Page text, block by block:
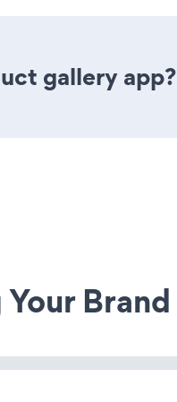
gallery app?
Brand